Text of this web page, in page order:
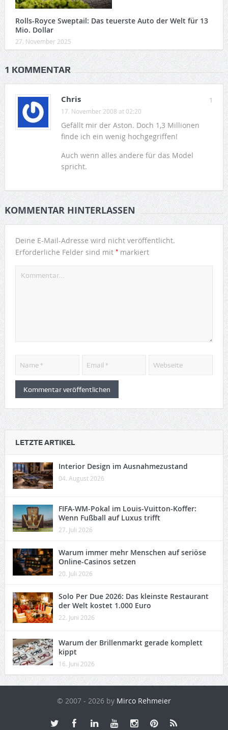
Rolls-Royce Sweptail: Das teuerste Auto der Welt für 13
Mio. Dollar
27. November 2025
1 KOMMENTAR
1
Chris
17. November 2008 at 02:20
Gefällt mir der Aston. Doch 1,3 Millionen
finde ich ein wenig hochgegriffen!
Auch wenn alles andere für das Model
spricht.
KOMMENTAR HINTERLASSEN
Deine E-Mail-Adresse wird nicht veröffentlicht.
Erforderliche Felder sind mit *markiert
LETZTE ARTIKEL
Interior Design im Ausnahmezustand
04. August 2026
FIFA-WM-Pokal im Louis-Vuitton-Koffer:
Wenn Fußball auf Luxus trifft
27. Juli 2026
Warum immer mehr Menschen auf seriöse
Online-Casinos setzen
20. Juli 2026
Solo Per Due 2026: Das kleinste Restaurant
der Welt kostet 1.000 Euro
22. Juni 2026
Warum der Brillenmarkt gerade komplett
kippt
16. Juni 2026
© 2007 - 2026 by Mirco Rehmeier